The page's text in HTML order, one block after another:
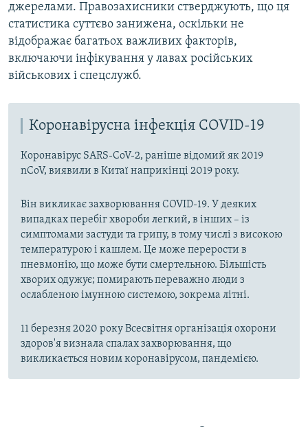
джерелами. Правозахисники стверджують, що ця
статистика суттєво занижена, оскільки не
відображає багатьох важливих факторів,
включаючи інфікування у лавах російських
військових і спецслужб.
Коронавірусна інфекція COVID-19
Коронавірус SARS-CoV-2, раніше відомий як 2019
nCoV, виявили в Китаї наприкінці 2019 року.
Він викликає захворювання COVID-19. У деяких
випадках перебіг хвороби легкий, в інших – із
симптомами застуди та грипу, в тому числі з високою
температурою і кашлем. Це може перерости в
пневмонію, що може бути смертельною. Більшість
хворих одужує; помирають переважно люди з
ослабленою імунною системою, зокрема літні.
11 березня 2020 року Всесвітня організація охорони
здоров'я визнала спалах захворювання, що
викликається новим коронавірусом, пандемією.